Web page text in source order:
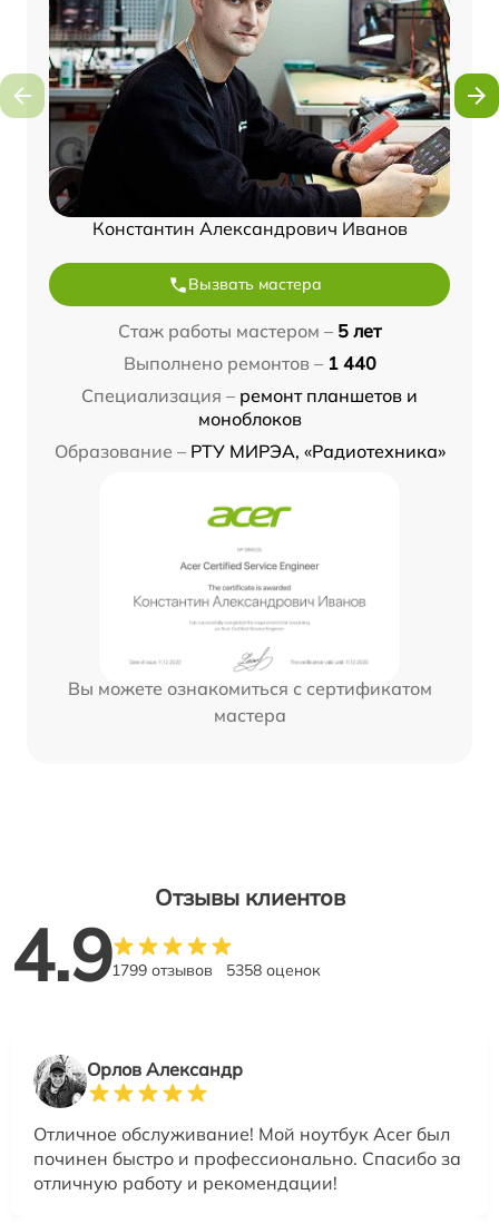
Константин Александрович Иванов
Вызвать мастера
Стаж работы мастером – 5 лет
Выполнено ремонтов – 1 440
Специализация – ремонт планшетов и
моноблоков
Образование – РТУ МИРЭА, «Радиотехника»
Вы можете ознакомиться с сертификатом
мастера
Отзывы клиентов
4.91799 отзывов 5358 оценок
Орлов Александр
Отличное обслуживание! Мой ноутбук Acer был
починен быстро и профессионально. Спасибо за
отличную работу и рекомендации!